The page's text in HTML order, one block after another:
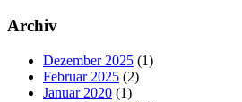
Archiv
Dezember 2025 (1)
Februar 2025 (2)
Januar 2020 (1)